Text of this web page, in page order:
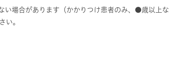
い場合があります（かかりつけ患者のみ、●歳以上な
い。